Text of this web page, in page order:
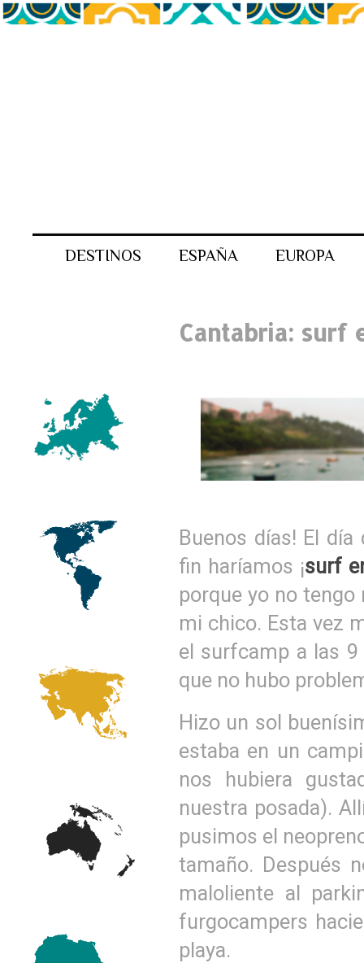
DESTINOS ESPAÑA EUROPA
Cantabria: surf
Buenos días! El
fin haríamos ¡surf
porque yo no
mi chico. Esta vez
el surfcamp a las
que no hubo
Hizo un sol
estaba en un
nos hubiera
nuestra posada).
pusimos el
tamaño. Después
maloliente al
furgocampers
playa.